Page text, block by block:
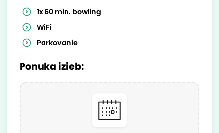
1x 60 min. bowling
WiFi
Parkovanie
Ponuka izieb: